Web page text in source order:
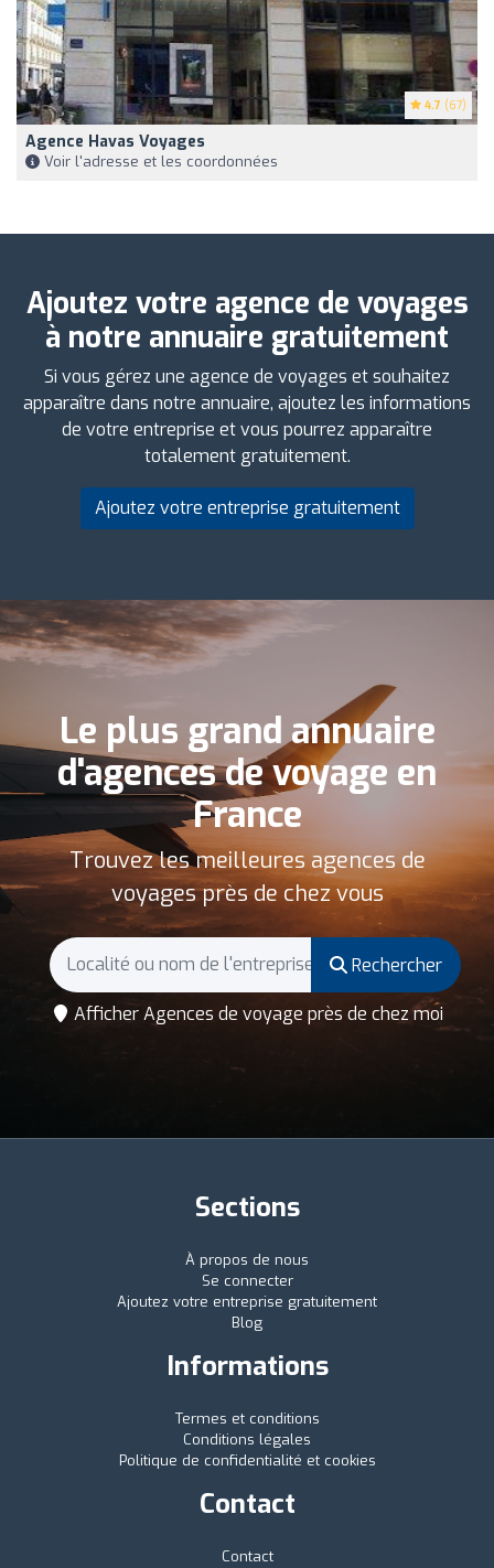
4.7 (67)
Agence Havas Voyages
Voir l'adresse et les coordonnées
Ajoutez votre agence de voyages
à notre annuaire gratuitement
Si vous gérez une agence de voyages et souhaitez
apparaître dans notre annuaire, ajoutez les informations
de votre entreprise et vous pourrez apparaître
totalement gratuitement.
Ajoutez votre entreprise gratuitement
Le plus grand annuaire
d'agences de voyage en
France
Trouvez les meilleures agences de
voyages près de chez vous
Rechercher
Afficher Agences de voyage près de chez moi
Sections
À propos de nous
Se connecter
Ajoutez votre entreprise gratuitement
Blog
Informations
Termes et conditions
Conditions légales
Politique de confidentialité et cookies
Contact
Contact